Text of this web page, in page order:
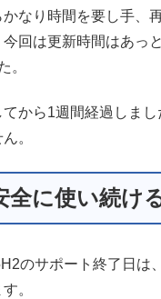
なり時間を要し手、
今回は更新時間はあっ
。
から1週間経過しま
。
全に使い続け
のサポート終了日は
。